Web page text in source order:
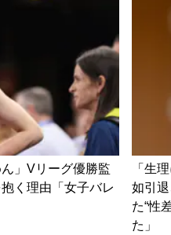
」Vリーグ優勝監
く理由「女子バレ
「生
如引
た“性
た」